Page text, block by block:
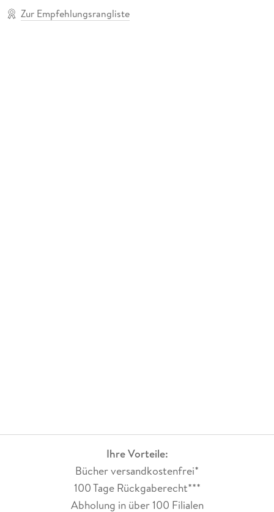
Zur Empfehlungsrangliste
Ihre Vorteile:
Bücher versandkostenfrei*
100 Tage Rückgaberecht***
Abholung in über 100 Filialen